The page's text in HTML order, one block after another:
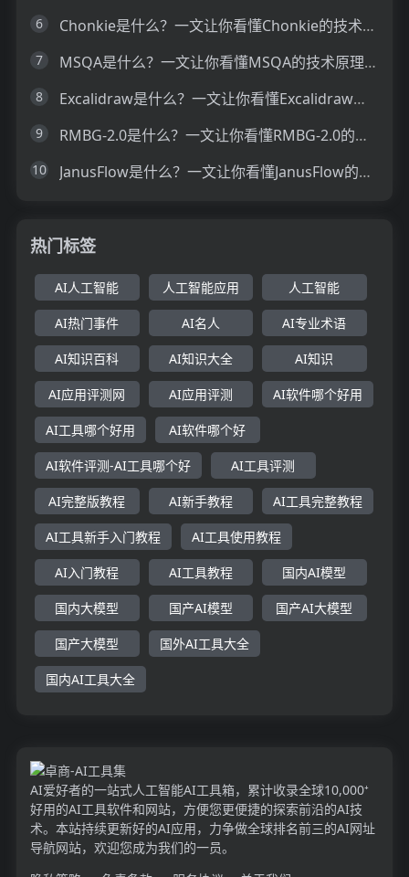
6 Chonkie是什么？一文让你看懂Chonkie的技术原理、主要功能、应用场景
7 MSQA是什么？一文让你看懂MSQA的技术原理、主要功能、应用场景
8 Excalidraw是什么？一文让你看懂Excalidraw的技术原理、主要功能、应用场景
9 RMBG-2.0是什么？一文让你看懂RMBG-2.0的技术原理、主要功能、应用场景
10 JanusFlow是什么？一文让你看懂JanusFlow的技术原理、主要功能、应用场景
热门标签
AI人工智能 人工智能应用 人工智能
AI热门事件 AI名人 AI专业术语
AI知识百科 AI知识大全 AI知识
AI应用评测网 AI应用评测 AI软件哪个好用
AI工具哪个好用 AI软件哪个好
AI软件评测-AI工具哪个好 AI工具评测
AI完整版教程 AI新手教程 AI工具完整教程
AI工具新手入门教程 AI工具使用教程
AI入门教程 AI工具教程 国内AI模型
国内大模型 国产AI模型 国产AI大模型
国产大模型 国外AI工具大全
国内AI工具大全
AI爱好者的一站式人工智能AI工具箱，累计收录全球10,000⁺
好用的AI工具软件和网站，方便您更便捷的探索前沿的AI技
术。本站持续更新好的AI应用，力争做全球排名前三的AI网址
导航网站，欢迎您成为我们的一员。